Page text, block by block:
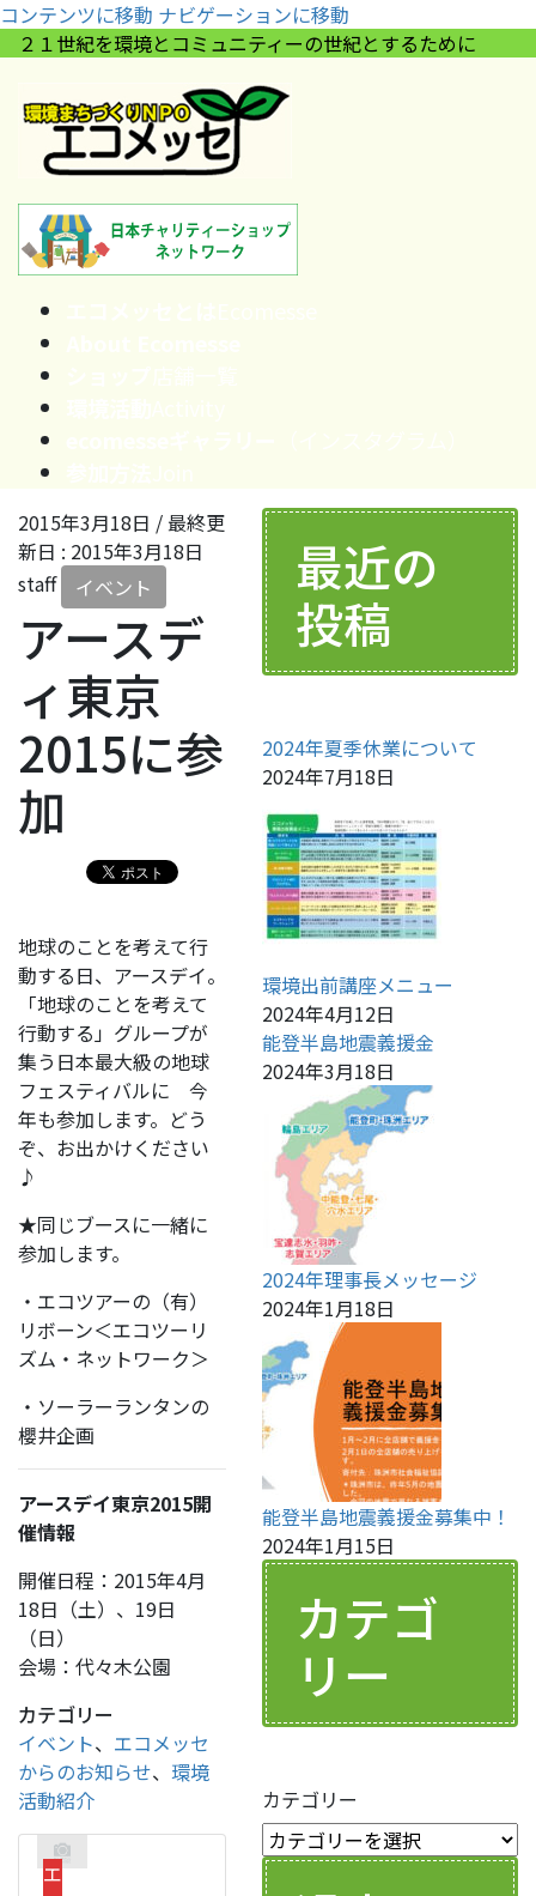
コンテンツに移動 ナビゲーションに移動
２１世紀を環境とコミュニティーの世紀とするために
2015年3月18日 / 最終更
新日 : 2015年3月18日
staff
イベント
アースデ
ィ東京
2015に参
加
地球のことを考えて行
動する日、アースデイ。
「地球のことを考えて
行動する」グループが
集う日本最大級の地球
フェスティバルに 今
年も参加します。どう
ぞ、お出かけください
♪
★同じブースに一緒に
参加します。
・エコツアーの（有）
リボーン＜エコツーリ
ズム・ネットワーク＞
・ソーラーランタンの
櫻井企画
アースデイ東京2015開
催情報
開催日程：2015年4月
18日（土）、19日
（日）
会場：代々木公園
カテゴリー
イベント、 エコメッセ
からのお知らせ、 環境
活動紹介
エ
最近の
投稿
2024年夏季休業について
2024年7月18日
環境出前講座メニュー
2024年4月12日
能登半島地震義援金
2024年3月18日
2024年理事長メッセージ
2024年1月18日
能登半島地震義援金募集中！
2024年1月15日
カテゴ
リー
カテゴリー